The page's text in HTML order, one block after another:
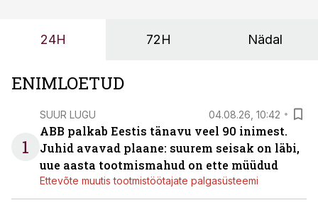
24H 72H Nädal
ENIMLOETUD
1
SUUR LUGU 04.08.26, 10:42
ABB palkab Eestis tänavu veel 90 inimest.
Juhid avavad plaane: suurem seisak on läbi,
uue aasta tootmismahud on ette müüdud
Ettevõte muutis tootmistöötajate palgasüsteemi